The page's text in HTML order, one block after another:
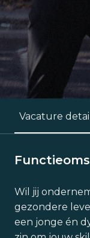
Vacature
Wil jij
gezondere
een jonge én